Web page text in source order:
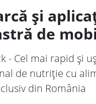
și
de
- Cel mai rapid și
de nutriție cu
din România